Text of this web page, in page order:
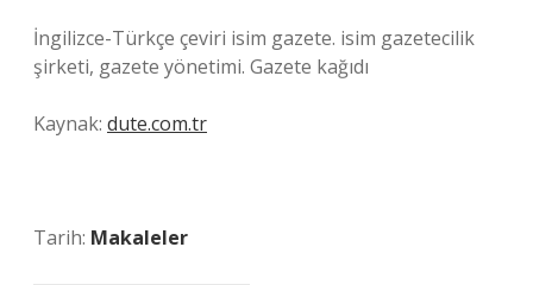
İngilizce-Türkçe çeviri isim gazete. isim gazetecilik
şirketi, gazete yönetimi. Gazete kağıdı
Kaynak: dute.com.tr
Tarih: Makaleler